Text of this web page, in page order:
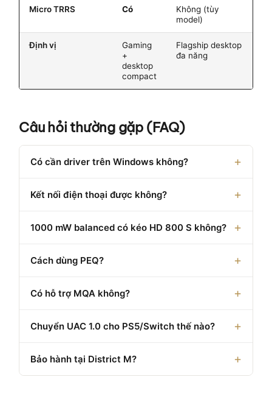
Micro TRRS Có
Không (tùy
model)
Định vị
Gaming
+
desktop
compact
Flagship desktop
đa năng
Câu hỏi thường gặp (FAQ)
Có cần driver trên Windows không?
Kết nối điện thoại được không?
1000 mW balanced có kéo HD 800 S không?
Cách dùng PEQ?
Có hỗ trợ MQA không?
Chuyển UAC 1.0 cho PS5/Switch thế nào?
Bảo hành tại District M?